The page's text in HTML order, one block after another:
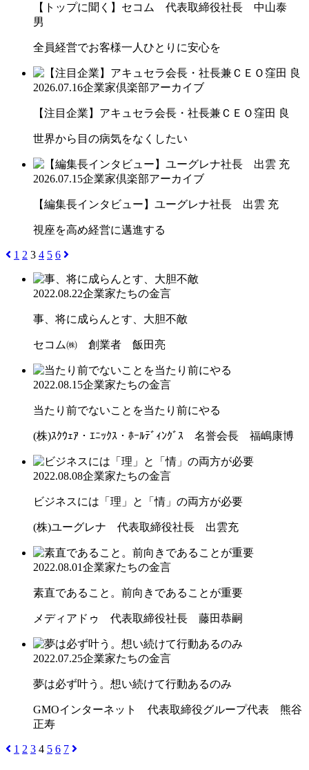
【トップに聞く】セコム 代表取締役社長 中山泰
男
全員経営でお客様一人ひとりに安心を
2026.07.16企業家倶楽部アーカイブ
【注目企業】アキュセラ会長・社長兼ＣＥＯ窪田 良
世界から目の病気をなくしたい
2026.07.15企業家倶楽部アーカイブ
【編集長インタビュー】ユーグレナ社長 出雲 充
視座を高め経営に邁進する
1 2 3 4 5 6
2022.08.22企業家たちの金言
事、将に成らんとす、大胆不敵
セコム㈱ 創業者 飯田亮
2022.08.15企業家たちの金言
当たり前でないことを当たり前にやる
(株)ｽｸｳｪｱ・ｴﾆｯｸｽ・ﾎｰﾙﾃﾞｨﾝｸﾞｽ 名誉会長 福嶋康博
2022.08.08企業家たちの金言
ビジネスには「理」と「情」の両方が必要
(株)ユーグレナ 代表取締役社長 出雲充
2022.08.01企業家たちの金言
素直であること。前向きであることが重要
メディアドゥ 代表取締役社長 藤田恭嗣
2022.07.25企業家たちの金言
夢は必ず叶う。想い続けて行動あるのみ
GMOインターネット 代表取締役グループ代表 熊谷
正寿
1 2 3 4 5 6 7